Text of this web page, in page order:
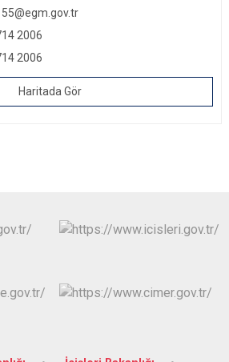
2006
2006
Haritada Gör